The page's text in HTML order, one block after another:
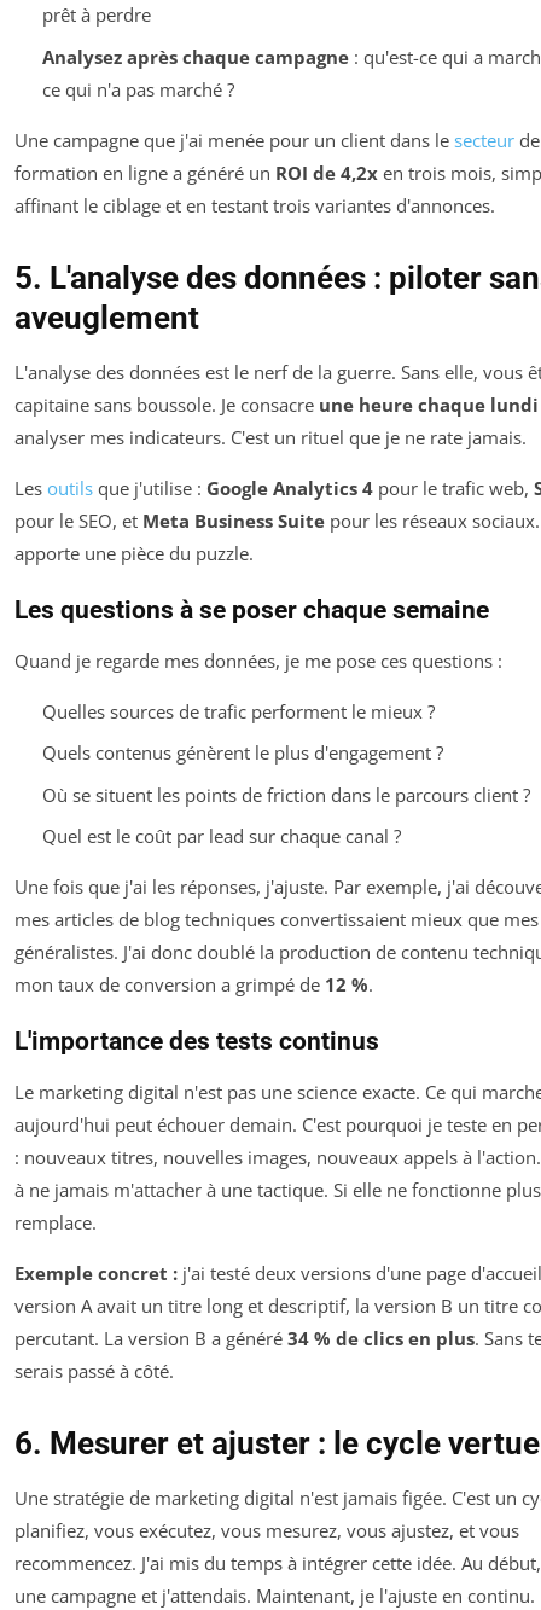
prêt à perdre
Analysez après chaque campagne: qu'est-ce qui a
ce qui n'a pas marché ?
Une campagne que j'ai menée pour un client dans le secteur
formation en ligne a généré un ROI de 4,2x en trois mois,
affinant le ciblage et en testant trois variantes d'annonces.
5. L'analyse des données : piloter
aveuglement
L'analyse des données est le nerf de la guerre. Sans elle, vous
capitaine sans boussole. Je consacre une heure chaque
analyser mes indicateurs. C'est un rituel que je ne rate jamais.
Les outils que j'utilise : Google Analytics 4 pour le trafic web,
pour le SEO, et Meta Business Suite pour les réseaux
apporte une pièce du puzzle.
Les questions à se poser chaque semaine
Quand je regarde mes données, je me pose ces questions :
Quelles sources de trafic performent le mieux ?
Quels contenus génèrent le plus d'engagement ?
Où se situent les points de friction dans le parcours client ?
Quel est le coût par lead sur chaque canal ?
Une fois que j'ai les réponses, j'ajuste. Par exemple, j'ai
mes articles de blog techniques convertissaient mieux que
généralistes. J'ai donc doublé la production de contenu
mon taux de conversion a grimpé de 12 %.
L'importance des tests continus
Le marketing digital n'est pas une science exacte. Ce qui
aujourd'hui peut échouer demain. C'est pourquoi je teste en
: nouveaux titres, nouvelles images, nouveaux appels à
à ne jamais m'attacher à une tactique. Si elle ne fonctionne
remplace.
Exemple concret : j'ai testé deux versions d'une page
version A avait un titre long et descriptif, la version B un titre
percutant. La version B a généré 34 % de clics en plus. Sans
serais passé à côté.
6. Mesurer et ajuster : le cycle
Une stratégie de marketing digital n'est jamais figée. C'est un
planifiez, vous exécutez, vous mesurez, vous ajustez, et vous
recommencez. J'ai mis du temps à intégrer cette idée. Au
une campagne et j'attendais. Maintenant, je l'ajuste en continu.